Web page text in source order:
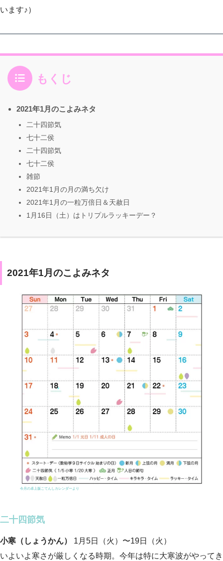
います♪）
もくじ
2021年1月のこよみネタ
二十四節気
七十二侯
二十四節気
七十二侯
雑節
2021年1月の月の満ち欠け
2021年1月の一粒万倍日＆天赦日
1月16日（土）はトリプルラッキーデー？
2021年1月のこよみネタ
今月の卓上版こてんしカレンダーより
二十四節気
小寒（しょうかん）
1月5日（火）〜19日（火）
いよいよ寒さが厳しくなる時期。今年は特に大寒波がやってき